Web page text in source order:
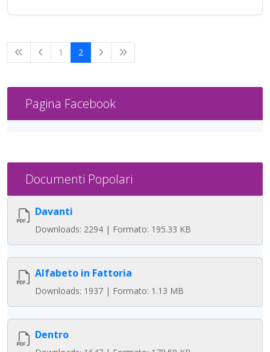
1 2
Pagina Facebook
Documenti Popolari
Davanti
Downloads: 2294 | Formato: 195.33 KB
Alfabeto in Fattoria
Downloads: 1937 | Formato: 1.13 MB
Dentro